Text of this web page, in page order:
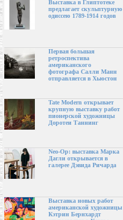
Выставка в Глиптотеке
предлагает скульптурную
одиссею 1789-1914 годов
Первая большая
ретроспектива
американского
фотографа Салли Манн
отправляется в Хьюстон
Tate Modern открывает
крупную выставку работ
пионерской художницы
Доротеи Таннинг
Neo-Op: выставка Марка
Дагли открывается в
галерее Дэвида Ричарда
Выставка новых работ
американской художницы
Кэтрин Бернхардт